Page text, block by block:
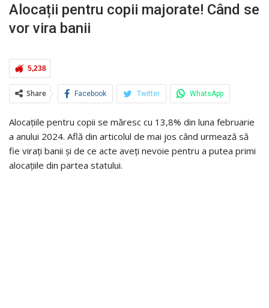
Alocații pentru copii majorate! Când se
vor vira banii
5,238
Share Facebook Twitter WhatsApp
Alocațiile pentru copii se măresc cu 13,8% din luna februarie
a anului 2024. Află din articolul de mai jos când urmează să
fie virați banii și de ce acte aveți nevoie pentru a putea primi
alocațiile din partea statului.